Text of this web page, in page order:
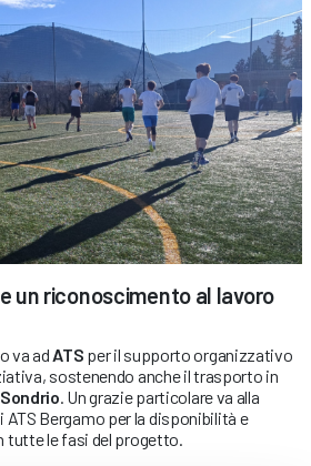
un riconoscimento al lavoro
va ad ATS per il supporto organizzativo
sostenendo anche il trasporto in
Sondrio. Un grazie particolare va alla
ATS Bergamo per la disponibilità e
tutte le fasi del progetto.